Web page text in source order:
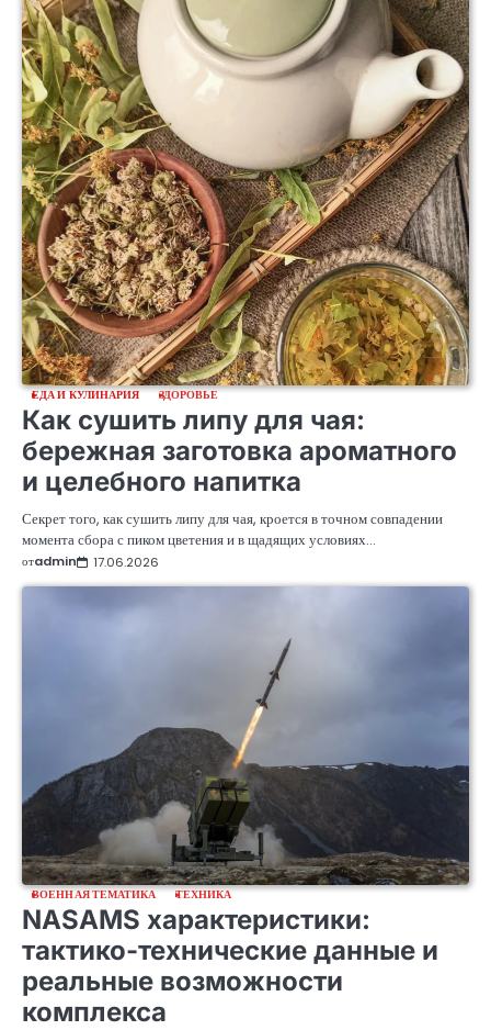
ЕДА И КУЛИНАРИЯ ЗДОРОВЬЕ
Как сушить липу для чая:
бережная заготовка ароматного
и целебного напитка
Секрет того, как сушить липу для чая, кроется в точном совпадении
момента сбора с пиком цветения и в щадящих условиях…
отadmin 17.06.2026
ВОЕННАЯ ТЕМАТИКА ТЕХНИКА
NASAMS характеристики:
тактико-технические данные и
реальные возможности
комплекса